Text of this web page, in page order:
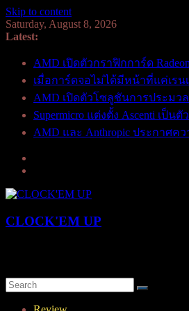
Skip to content
Saturday, August 8, 2026
Latest:
AMD เปิดตัวกราฟิกการ์ด
เมื่อการ์ดจอไม่ได้มีหน้าที่แค่เร
AMD เปิดตัวโซลูชันการประมว
Supermicro แต่งตั้ง Ascenti เป็
AMD และ Anthropic ประกาศค
CLOCK'EM UP